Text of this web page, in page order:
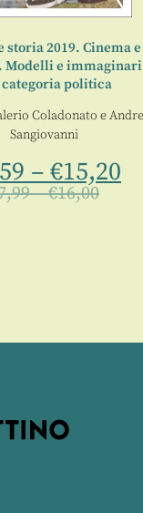
storia 2019. Cinema e
Modelli e
categoria politica
Coladonato e
Sangiovanni
– €15,20
–€16,00